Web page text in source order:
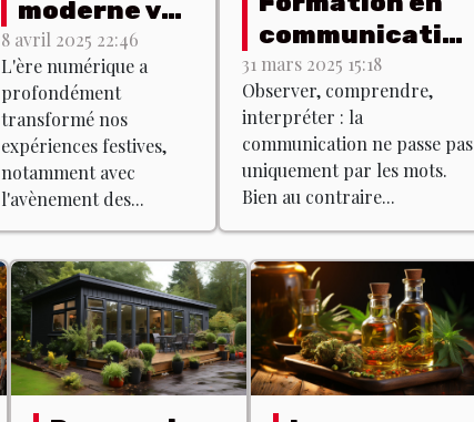
moderne vs
vintage :
quel est le
meilleur
choix ?
8 avril 2025 22:46
L'ère numérique a
profondément
transformé nos
expériences festives,
notamment avec
l'avènement des...
communication
non verbale :
est-ce que ça
existe ?
31 mars 2025 15:18
Observer, comprendre,
interpréter : la
communication ne passe pas
uniquement par les mots.
Bien au contraire...